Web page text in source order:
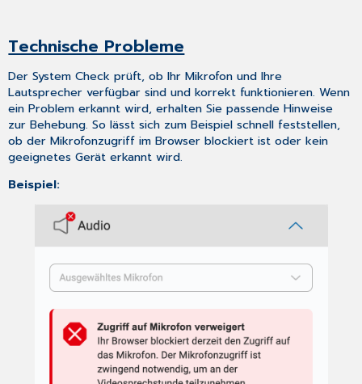
Technische Probleme
Der System Check prüft, ob Ihr Mikrofon und Ihre
Lautsprecher verfügbar sind und korrekt funktionieren. Wenn
ein Problem erkannt wird, erhalten Sie passende Hinweise
zur Behebung. So lässt sich zum Beispiel schnell feststellen,
ob der Mikrofonzugriff im Browser blockiert ist oder kein
geeignetes Gerät erkannt wird.
Beispiel: